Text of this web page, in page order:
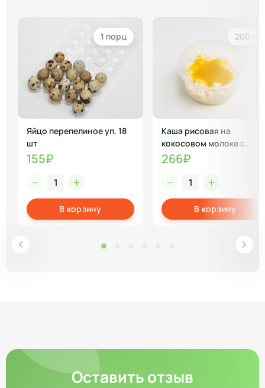
1 порц
Яйцо перепелиное уп. 18
шт
155₽
В корзину
200 гр
Каша рисовая на
кокосовом молоке с
манго
266₽
В корзину
Оставить отзыв